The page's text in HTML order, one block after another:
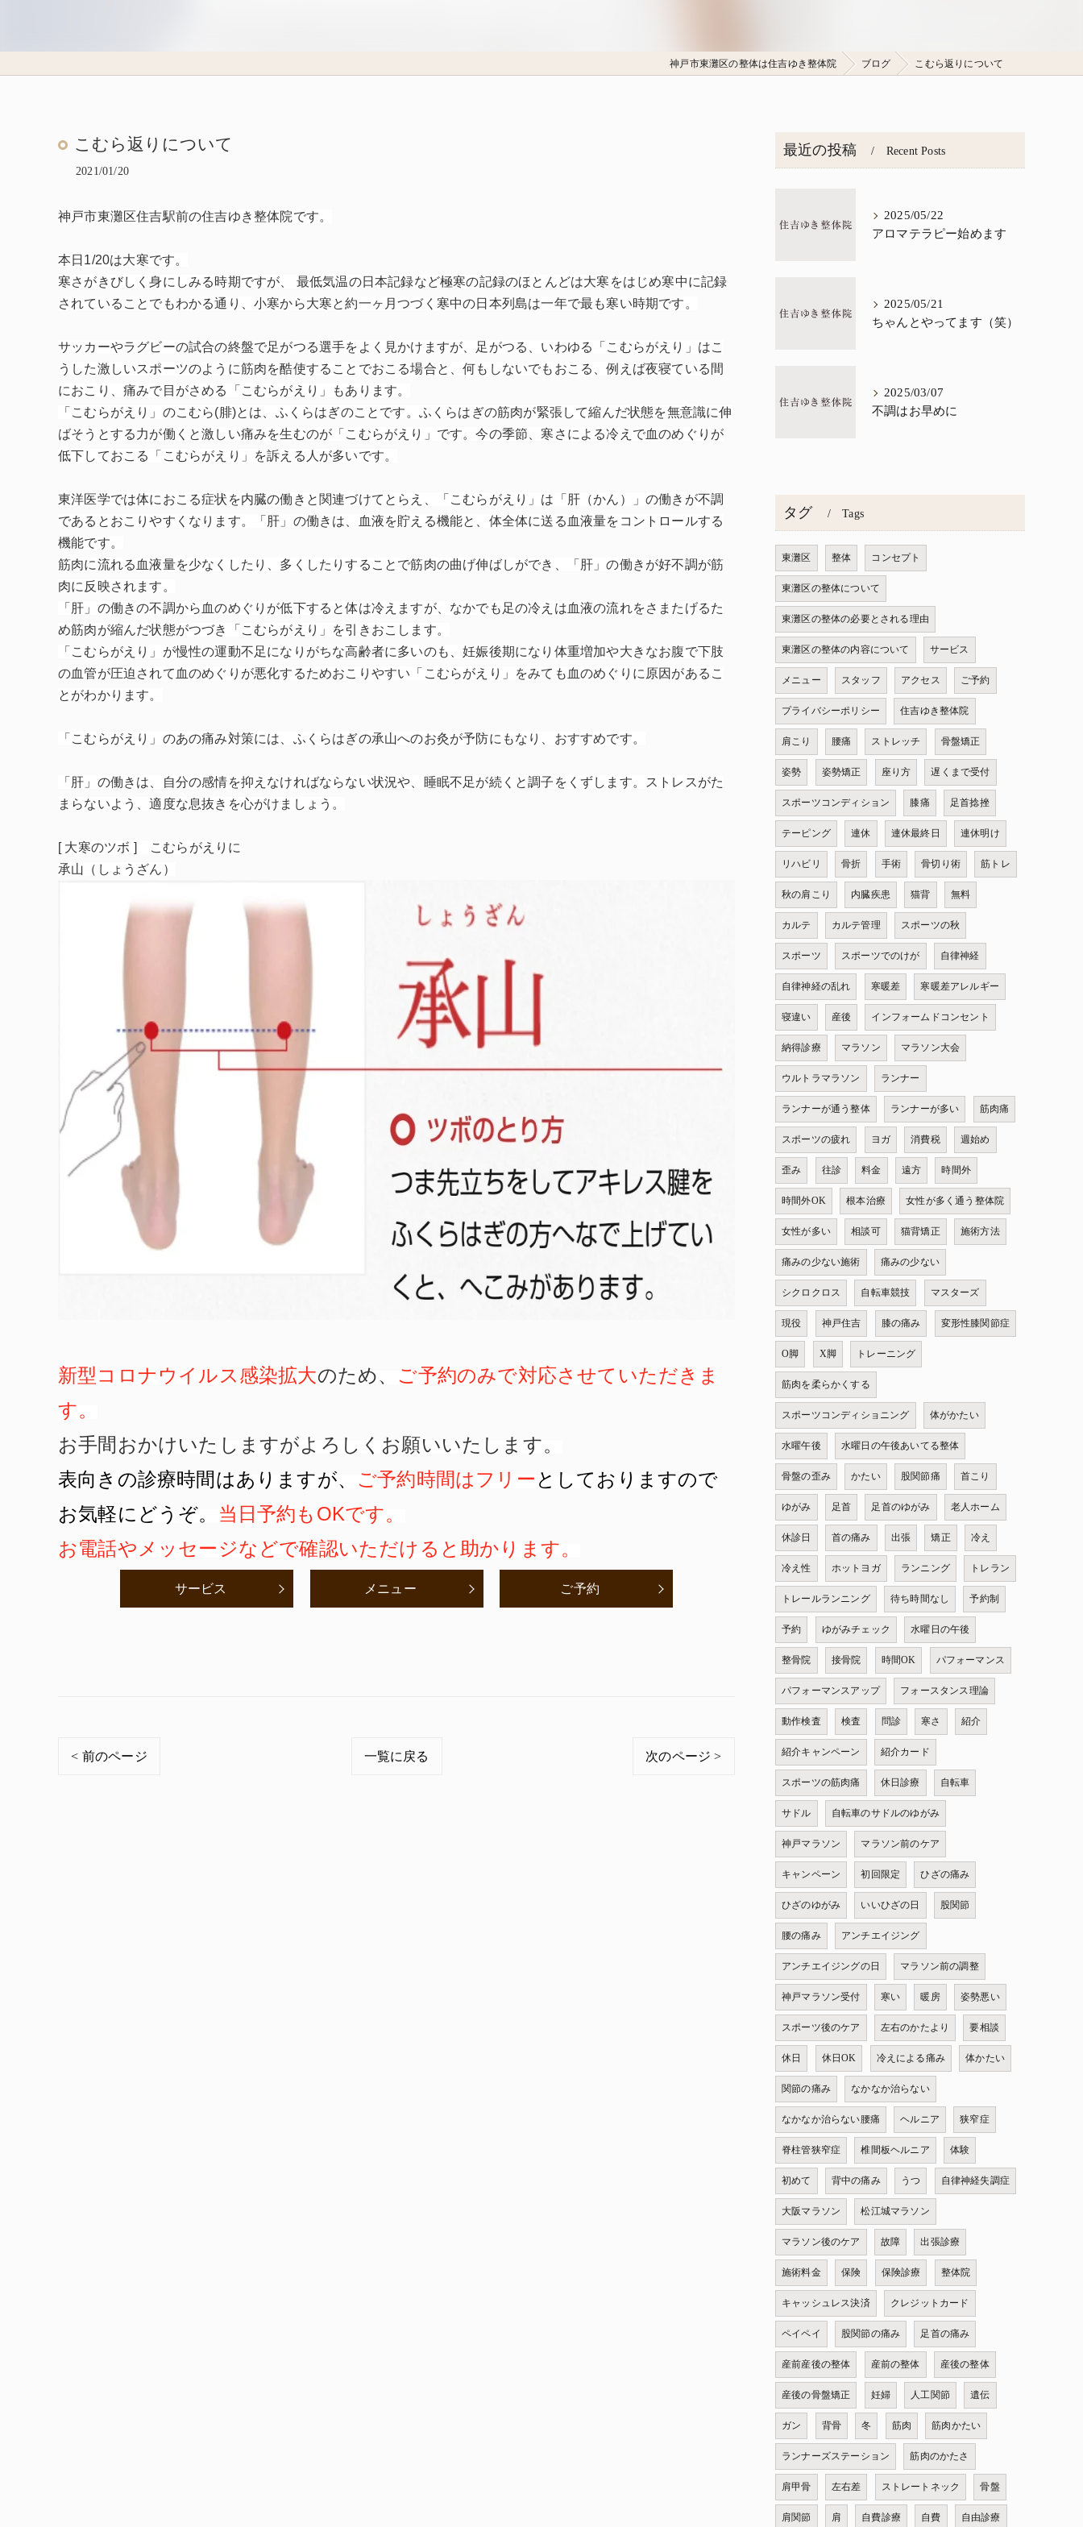
神戸市東灘区の整体は住吉ゆき整体院 ブログ こむら返りについて
こむら返りについて
2021/01/20
神戸市東灘区住吉駅前の住吉ゆき整体院です。
本日1/20は大寒です。
寒さがきびしく身にしみる時期ですが、 最低気温の日本記録など極寒の記録のほとんどは大寒をはじめ寒中に記録
されていることでもわかる通り、小寒から大寒と約一ヶ月つづく寒中の日本列島は一年で最も寒い時期です。
サッカーやラグビーの試合の終盤で足がつる選手をよく見かけますが、足がつる、いわゆる「こむらがえり」はこ
うした激しいスポーツのように筋肉を酷使することでおこる場合と、何もしないでもおこる、例えば夜寝ている間
におこり、痛みで目がさめる「こむらがえり」もあります。
「こむらがえり」のこむら(腓)とは、ふくらはぎのことです。ふくらはぎの筋肉が緊張して縮んだ状態を無意識に伸
ばそうとする力が働くと激しい痛みを生むのが「こむらがえり」です。今の季節、寒さによる冷えで血のめぐりが
低下しておこる「こむらがえり」を訴える人が多いです。
東洋医学では体におこる症状を内臓の働きと関連づけてとらえ、「こむらがえり」は「肝（かん）」の働きが不調
であるとおこりやすくなります。「肝」の働きは、血液を貯える機能と、体全体に送る血液量をコントロールする
機能です。
筋肉に流れる血液量を少なくしたり、多くしたりすることで筋肉の曲げ伸ばしができ、「肝」の働きが好不調が筋
肉に反映されます。
「肝」の働きの不調から血のめぐりが低下すると体は冷えますが、なかでも足の冷えは血液の流れをさまたげるた
め筋肉が縮んだ状態がつづき「こむらがえり」を引きおこします。
「こむらがえり」が慢性の運動不足になりがちな高齢者に多いのも、妊娠後期になり体重増加や大きなお腹で下肢
の血管が圧迫されて血のめぐりが悪化するためおこりやすい「こむらがえり」をみても血のめぐりに原因があるこ
とがわかります。
「こむらがえり」のあの痛み対策には、ふくらはぎの承山へのお灸が予防にもなり、おすすめです。
「肝」の働きは、自分の感情を抑えなければならない状況や、睡眠不足が続くと調子をくずします。ストレスがた
まらないよう、適度な息抜きを心がけましょう。
[ 大寒のツボ ] こむらがえりに
承山（しょうざん）
新型コロナウイルス感染拡大のため、 ご予約のみで対応させていただきま
す。
お手間おかけいたしますがよろしくお願いいたします。
表向きの診療時間はありますが、 ご予約時間はフリー としておりますので
お気軽にどうぞ。 当日予約もOKです。
お電話やメッセージなどで確認いただけると助かります。
サービス メニュー ご予約
< 前のページ 一覧に戻る 次のページ >
最近の投稿 Recent Posts
2025/05/22
アロマテラピー始めます
2025/05/21
ちゃんとやってます（笑）
2025/03/07
不調はお早めに
タグ Tags
東灘区 整体 コンセプト
東灘区の整体について
東灘区の整体の必要とされる理由
東灘区の整体の内容について サービス
メニュー スタッフ アクセス ご予約
プライバシーポリシー 住吉ゆき整体院
肩こり 腰痛 ストレッチ 骨盤矯正
姿勢 姿勢矯正 座り方 遅くまで受付
スポーツコンディション 膝痛 足首捻挫
テーピング 連休 連休最終日 連休明け
リハビリ 骨折 手術 骨切り術 筋トレ
秋の肩こり 内臓疾患 猫背 無料
カルテ カルテ管理 スポーツの秋
スポーツ スポーツでのけが 自律神経
自律神経の乱れ 寒暖差 寒暖差アレルギー
寝違い 産後 インフォームドコンセント
納得診療 マラソン マラソン大会
ウルトラマラソン ランナー
ランナーが通う整体 ランナーが多い 筋肉痛
スポーツの疲れ ヨガ 消費税 週始め
歪み 往診 料金 遠方 時間外
時間外OK 根本治療 女性が多く通う整体院
女性が多い 相談可 猫背矯正 施術方法
痛みの少ない施術 痛みの少ない
シクロクロス 自転車競技 マスターズ
現役 神戸住吉 膝の痛み 変形性膝関節症
O脚 X脚 トレーニング
筋肉を柔らかくする
スポーツコンディショニング 体がかたい
水曜午後 水曜日の午後あいてる整体
骨盤の歪み かたい 股関節痛 首こり
ゆがみ 足首 足首のゆがみ 老人ホーム
休診日 首の痛み 出張 矯正 冷え
冷え性 ホットヨガ ランニング トレラン
トレールランニング 待ち時間なし 予約制
予約 ゆがみチェック 水曜日の午後
整骨院 接骨院 時間OK パフォーマンス
パフォーマンスアップ フォースタンス理論
動作検査 検査 問診 寒さ 紹介
紹介キャンペーン 紹介カード
スポーツの筋肉痛 休日診療 自転車
サドル 自転車のサドルのゆがみ
神戸マラソン マラソン前のケア
キャンペーン 初回限定 ひざの痛み
ひざのゆがみ いいひざの日 股関節
腰の痛み アンチエイジング
アンチエイジングの日 マラソン前の調整
神戸マラソン受付 寒い 暖房 姿勢悪い
スポーツ後のケア 左右のかたより 要相談
休日 休日OK 冷えによる痛み 体かたい
関節の痛み なかなか治らない
なかなか治らない腰痛 ヘルニア 狭窄症
脊柱管狭窄症 椎間板ヘルニア 体験
初めて 背中の痛み うつ 自律神経失調症
大阪マラソン 松江城マラソン
マラソン後のケア 故障 出張診療
施術料金 保険 保険診療 整体院
キャッシュレス決済 クレジットカード
ペイペイ 股関節の痛み 足首の痛み
産前産後の整体 産前の整体 産後の整体
産後の骨盤矯正 妊婦 人工関節 遺伝
ガン 背骨 冬 筋肉 筋肉かたい
ランナーズステーション 筋肉のかたさ
肩甲骨 左右差 ストレートネック 骨盤
肩関節 肩 自費診療 自費 自由診療